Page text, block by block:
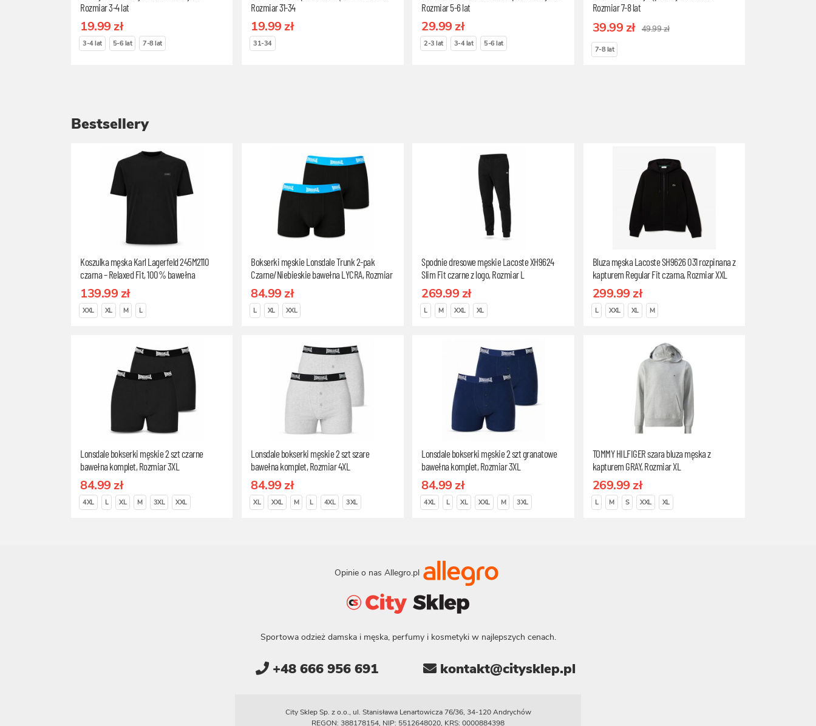
Rozmiar 3-4 lat
19.99 zł
3-4 lat 5-6 lat 7-8 lat
Rozmiar 31-34
19.99 zł
31-34
Rozmiar 5-6 lat
29.99 zł
2-3 lat 3-4 lat 5-6 lat
Rozmiar 7-8 lat
39.99 zł 49.99 zł
7-8 lat
Bestsellery
Koszulka męska Karl Lagerfeld 245M2110
czarna – Relaxed Fit, 100% bawełna
organiczna, Rozmiar L
139.99 zł
XXL XL M L
Bokserki męskie Lonsdale Trunk 2-pak
Czarne/Niebieskie bawełna LYCRA, Rozmiar
L
84.99 zł
L XL XXL
Spodnie dresowe męskie Lacoste XH9624
Slim Fit czarne z logo, Rozmiar L
269.99 zł
L M XXL XL
Bluza męska Lacoste SH9626 031 rozpinana z
kapturem Regular Fit czarna, Rozmiar XXL
299.99 zł
L XXL XL M
Lonsdale bokserki męskie 2 szt czarne
bawełna komplet, Rozmiar 3XL
84.99 zł
4XL L XL M 3XL XXL
Lonsdale bokserki męskie 2 szt szare
bawełna komplet, Rozmiar 4XL
84.99 zł
XL XXL M L 4XL 3XL
Lonsdale bokserki męskie 2 szt granatowe
bawełna komplet, Rozmiar 3XL
84.99 zł
4XL L XL XXL M 3XL
TOMMY HILFIGER szara bluza męska z
kapturem GRAY, Rozmiar XL
269.99 zł
L M S XXL XL
Opinie o nas Allegro.pl
Sportowa odzież damska i męska, perfumy i kosmetyki w najlepszych cenach.
+48 666 956 691 kontakt@citysklep.pl
City Sklep Sp. z o.o., ul. Stanisława Lenartowicza 76/36, 34-120 Andrychów
REGON: 388178154, NIP: 5512648020, KRS: 0000884398